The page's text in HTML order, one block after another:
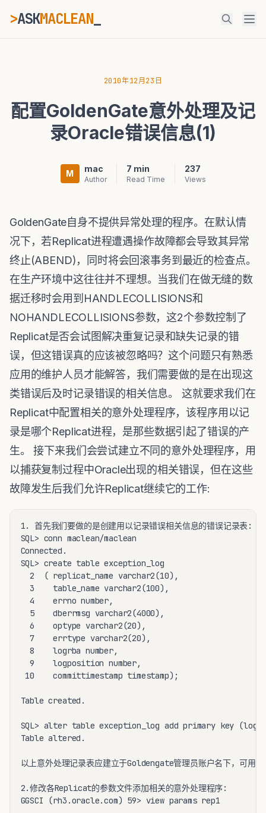
>ASKMACLEAN
⌘K Ctrl+K
2010年12月23日
配置GoldenGate意外处理及记
录Oracle错误信息(1)
M mac
Author
7 min
Read Time
237
Views
GoldenGate自身不提供异常处理的程序。在默认情
况下，若Replicat进程遭遇操作故障都会导致其异常
终止(ABEND)，同时将会回滚事务到最近的检查点。
在生产环境中这往往并不理想。当我们在做无缝的数
据迁移时会用到HANDLECOLLISIONS和
NOHANDLECOLLISIONS参数，这2个参数控制了
Replicat是否会试图解决重复记录和缺失记录的错
误，但这错误真的应该被忽略吗？这个问题只有熟悉
应用的维护人员才能解答，我们需要做的是在出现这
类错误后及时记录错误的相关信息。 这就要求我们在
Replicat中配置相关的意外处理程序，该程序用以记
录是哪个Replicat进程，是那些数据引起了错误的产
生。 接下来我们会尝试建立不同的意外处理程序，用
以捕获复制过程中Oracle出现的相关错误，但在这些
故障发生后我们允许Replicat继续它的工作:
1. 首先我们要做的是创建用以记录错误相关信息的错误记录表:
SQL> conn maclean/maclean
Connected.
SQL> create table exception_log
  2  ( replicat_name varchar2(10),
  3    table_name varchar2(100),
  4    errno number,
  5    dberrmsg varchar2(4000),
  6    optype varchar2(20),
  7    errtype varchar2(20),
  8    logrba number,
  9    logposition number,
10    committimestamp timestamp);
Table created.
SQL> alter table exception_log add primary key
Table altered.
以上意外处理记录表应建立于Goldengate管理员账户名下，可用
2.修改各Replicat的参数文件添加相关的意外处理程序:
GGSCI (rh3.oracle.com) 59> view params rep1